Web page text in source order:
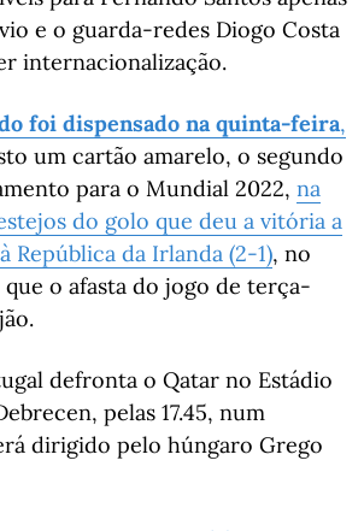
e o guarda-redes Diogo Costa
internacionalização.
foi dispensado na quinta-feira,
um cartão amarelo, o segundo
para o Mundial 2022, na
do golo que deu a vitória a
República da Irlanda (2-1), no
que o afasta do jogo de terça-
defronta o Qatar no Estádio
pelas 17.45, num
dirigido pelo húngaro Grego